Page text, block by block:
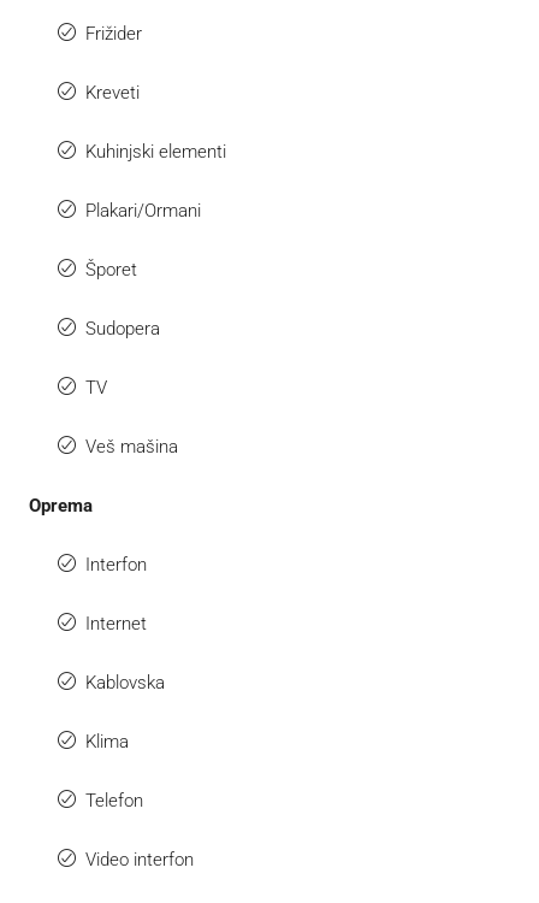
Frižider
Kreveti
Kuhinjski elementi
Plakari/Ormani
Šporet
Sudopera
TV
Veš mašina
Oprema
Interfon
Internet
Kablovska
Klima
Telefon
Video interfon